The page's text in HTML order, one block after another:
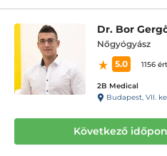
Dr. Bor
Nőgyógyász
5.0
1156
2B Medical
Budapest, VII.
Következő